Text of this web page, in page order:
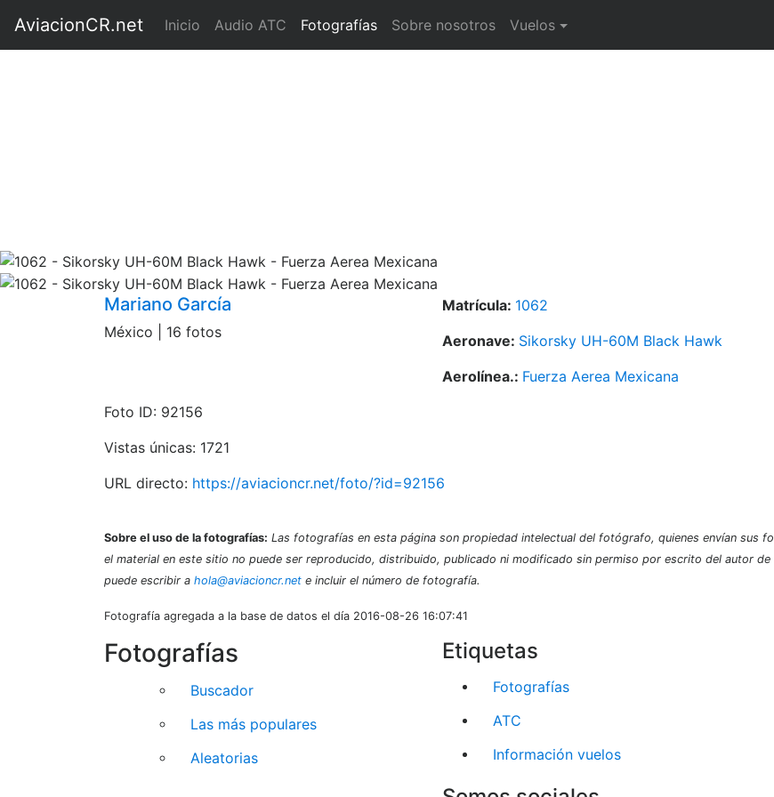
AviacionCR.net Inicio (current)
Audio ATC Fotografías Sobre nosotros Vuelos
Mariano García
México | 16 fotos
Matrícula: 1062
Aeronave: Sikorsky UH-60M Black Hawk
Aerolínea.: Fuerza Aerea Mexicana
Foto ID: 92156
Vistas únicas: 1721
URL directo: https://aviacioncr.net/foto/?id=92156
Sobre el uso de la fotografías: Las fotografías en esta página son propiedad intelectual del fotógrafo, quienes envían sus
el material en este sitio no puede ser reproducido, distribuido, publicado ni modificado sin permiso por escrito del autor
puede escribir a hola@aviacioncr.net e incluir el número de fotografía.
Fotografía agregada a la base de datos el día 2016-08-26 16:07:41
Fotografías
Buscador
Las más populares
Aleatorias
Etiquetas
Fotografías
ATC
Información vuelos